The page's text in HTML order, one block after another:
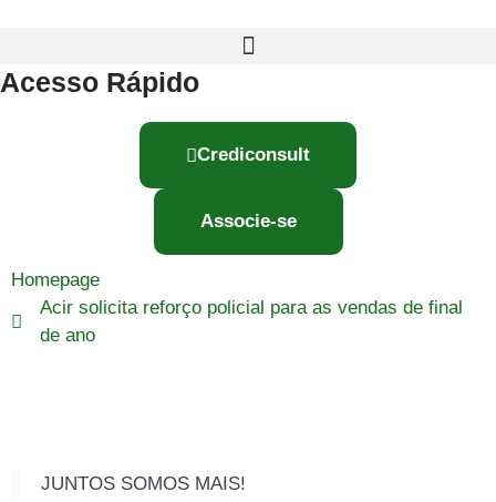
Acesso Rápido
Crediconsult
Associe-se
Homepage
Acir solicita reforço policial para as vendas de final
de ano
JUNTOS SOMOS MAIS!